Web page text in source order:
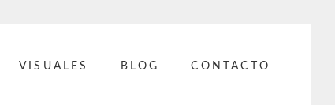
VISUALES BLOG CONTACTO